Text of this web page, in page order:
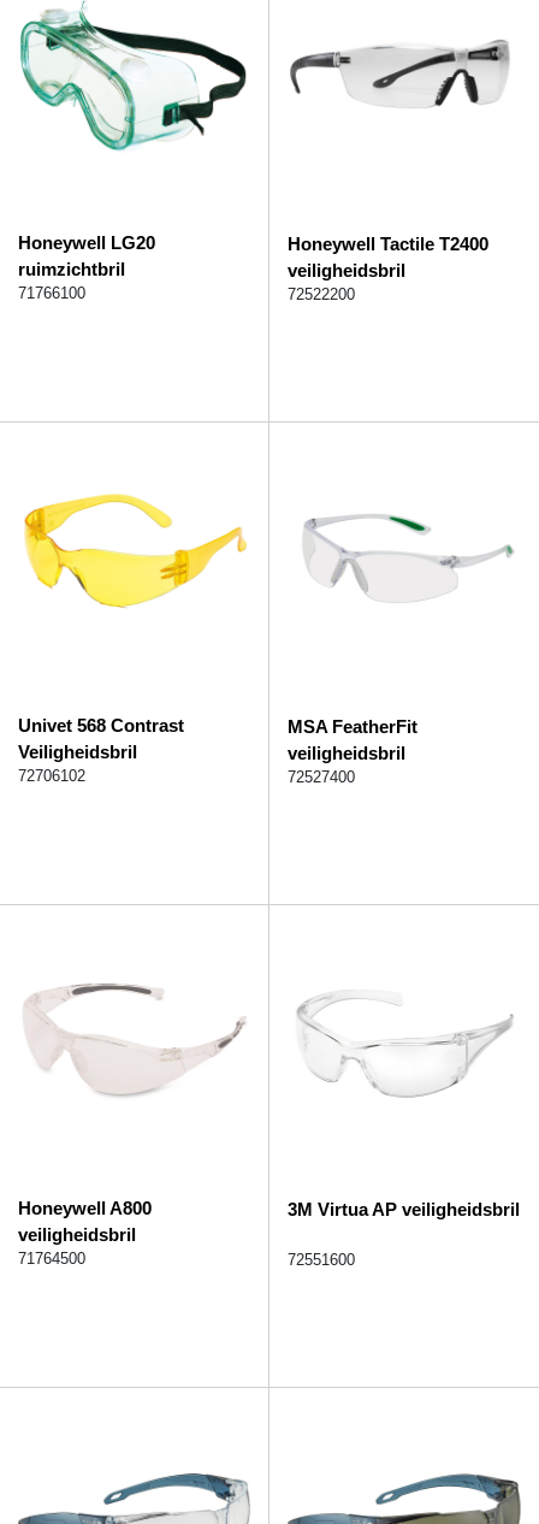
Honeywell LG20
ruimzichtbril
71766100
Honeywell Tactile T2400
veiligheidsbril
72522200
Univet 568 Contrast
Veiligheidsbril
72706102
MSA FeatherFit
veiligheidsbril
72527400
Honeywell A800
veiligheidsbril
71764500
3M Virtua AP veiligheidsbril
72551600